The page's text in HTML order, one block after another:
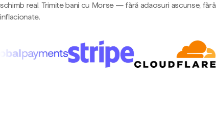
schimb real. Trimite bani cu Morse — fără adaosuri ascunse,
inflacionate.